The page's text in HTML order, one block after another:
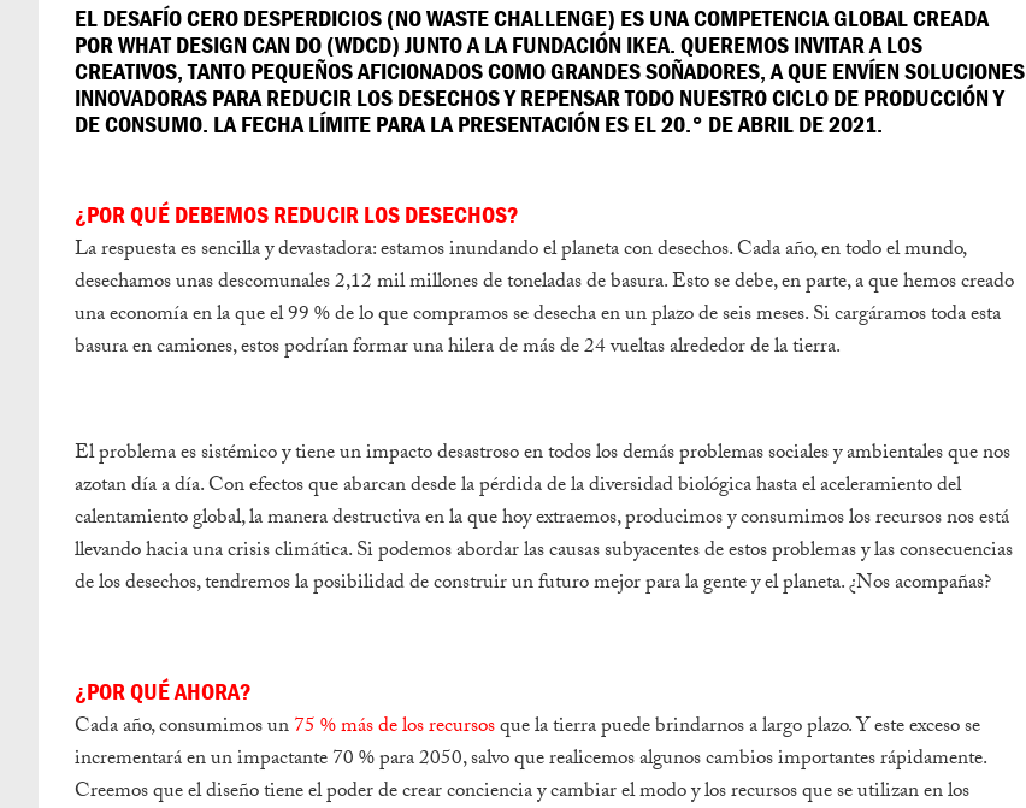
EL DESAFÍO CERO DESPERDICIOS (NO WASTE CHALLENGE) ES UNA COMPETENCIA GLOBAL CREADA
POR WHAT DESIGN CAN DO (WDCD) JUNTO A LA FUNDACIÓN IKEA. QUEREMOS INVITAR A LOS
CREATIVOS, TANTO PEQUEÑOS AFICIONADOS COMO GRANDES SOÑADORES, A QUE ENVÍEN SOLUCIONES
INNOVADORAS PARA REDUCIR LOS DESECHOS Y REPENSAR TODO NUESTRO CICLO DE PRODUCCIÓN Y
DE CONSUMO. LA FECHA LÍMITE PARA LA PRESENTACIÓN ES EL 20.° DE ABRIL DE 2021.
¿POR QUÉ DEBEMOS REDUCIR LOS DESECHOS?
La respuesta es sencilla y devastadora: estamos inundando el planeta con desechos. Cada año, en todo el mundo,
desechamos unas descomunales 2,12 mil millones de toneladas de basura. Esto se debe, en parte, a que hemos creado
una economía en la que el 99 % de lo que compramos se desecha en un plazo de seis meses. Si cargáramos toda esta
basura en camiones, estos podrían formar una hilera de más de 24 vueltas alrededor de la tierra.
El problema es sistémico y tiene un impacto desastroso en todos los demás problemas sociales y ambientales que nos
azotan día a día. Con efectos que abarcan desde la pérdida de la diversidad biológica hasta el aceleramiento del
calentamiento global, la manera destructiva en la que hoy extraemos, producimos y consumimos los recursos nos está
llevando hacia una crisis climática. Si podemos abordar las causas subyacentes de estos problemas y las consecuencias
de los desechos, tendremos la posibilidad de construir un futuro mejor para la gente y el planeta. ¿Nos acompañas?
¿POR QUÉ AHORA?
Cada año, consumimos un75 % más de los recursosque la tierra puede brindarnos a largo plazo. Y este exceso se
incrementará en un impactante 70 % para 2050, salvo que realicemos algunos cambios importantes rápidamente.
Creemos que el diseño tiene el poder de crear conciencia y cambiar el modo y los recursos que se utilizan en los